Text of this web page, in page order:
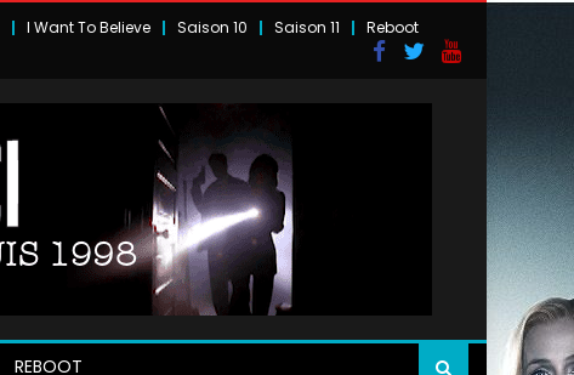
I Want To Believe Saison 10 Saison 11 Reboot
REBOOT